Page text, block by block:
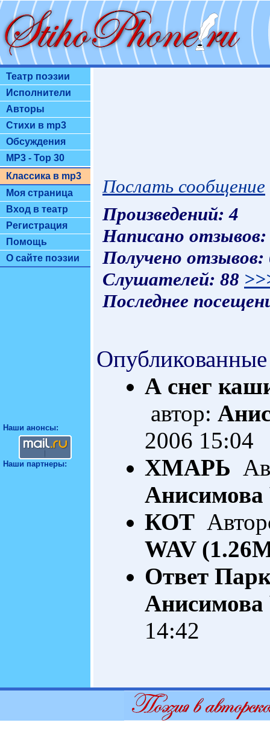
Театр поэзии
Исполнители
Авторы
Стихи в mp3
Обсуждения
MP3 - Top 30
Классика в mp3
Моя страница
Вход в театр
Регистрация
Помощь
О сайте поэзии
Наши анонсы:
Наши партнеры:
Послать сообщение
Произведений: 4
Написано
Получено
Слушателей: 88
Последнее
А снег
автор:
2006 15:04
ХМАРЬ
Анисимова
КОТ
WAV
Ответ
Анисимова
14:42